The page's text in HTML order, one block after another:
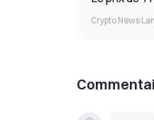
Crypto News